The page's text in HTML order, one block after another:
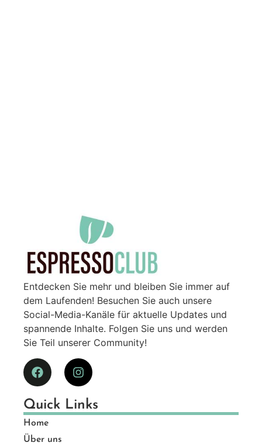
Entdecken Sie mehr und bleiben Sie immer auf
dem Laufenden! Besuchen Sie auch unsere
Social-Media-Kanäle für aktuelle Updates und
spannende Inhalte. Folgen Sie uns und werden
Sie Teil unserer Community!
Quick Links
Home
Über uns